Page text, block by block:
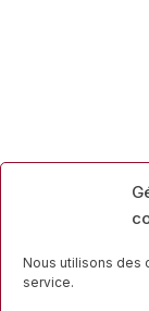
Nous utilisons des
service.